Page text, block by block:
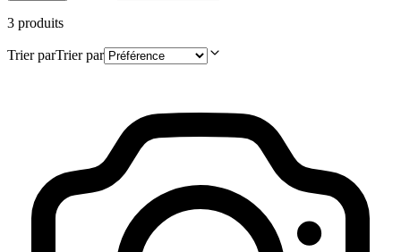
3 produits
Trier parTrier par